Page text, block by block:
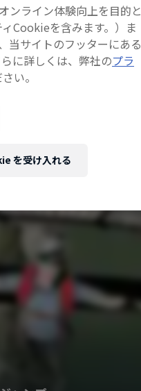
！
ンライン体験向上を目的と
Cookieを含みます。）ま
当サイトのフッターにある
に詳しくは、弊社のプラ
い。
を受け入れる